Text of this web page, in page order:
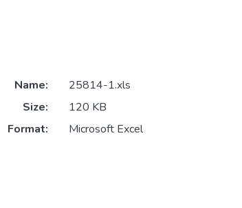
Name:
25814-1.xls
Size:
120 KB
Format:
Microsoft Excel